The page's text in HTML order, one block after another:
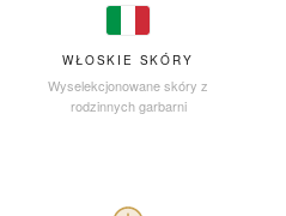
WŁOSKIE SKÓRY
Wyselekcjonowane skóry z
rodzinnych garbarni